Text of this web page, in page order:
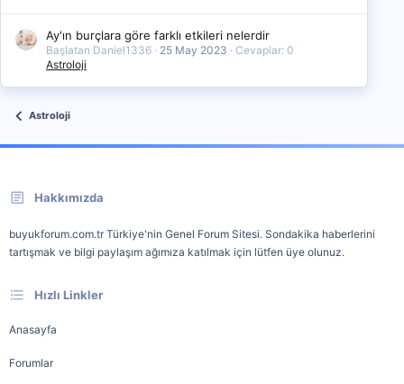
Ay'ın burçlara göre farklı etkileri nelerdir
Başlatan Daniel1336 25 May 2023
Cevaplar: 0
Astroloji
Astroloji
Hakkımızda
buyukforum.com.tr Türkiye'nin Genel Forum Sitesi. Sondakika haberlerini
tartışmak ve bilgi paylaşım ağımıza katılmak için lütfen üye olunuz.
Hızlı Linkler
Anasayfa
Forumlar